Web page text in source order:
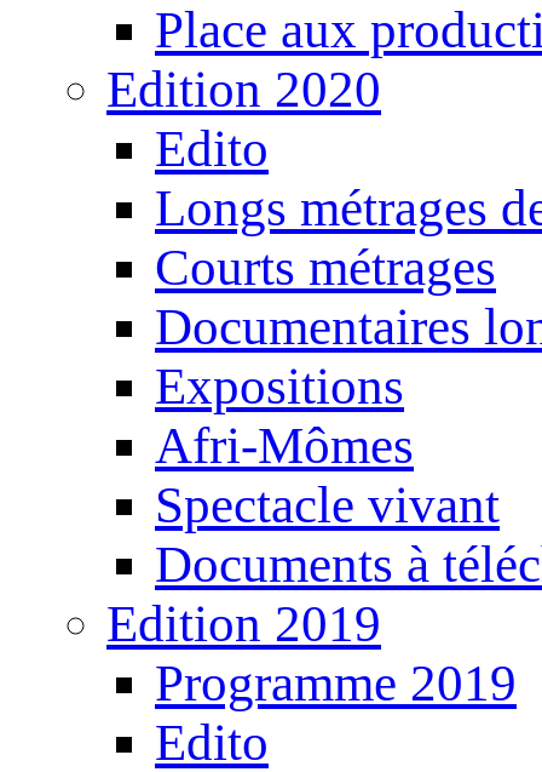
Place aux
Edition 2020
Edito
Longs métrages
Courts métrages
Documentaires
Expositions
Afri-Mômes
Spectacle vivant
Documents à
Edition 2019
Programme 2019
Edito